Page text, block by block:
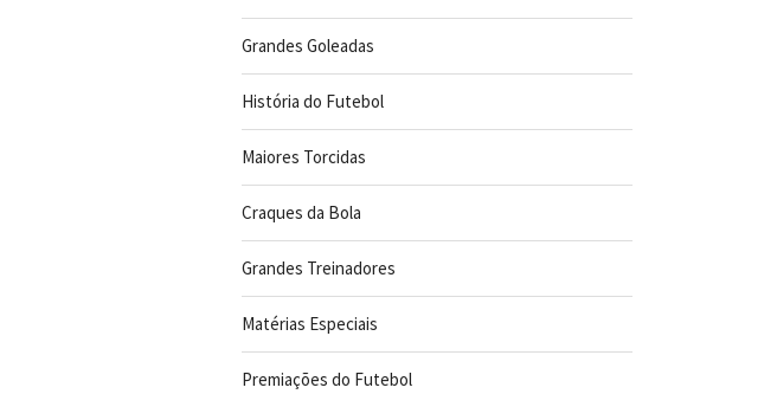
Grandes Goleadas
História do Futebol
Maiores Torcidas
Craques da Bola
Grandes Treinadores
Matérias Especiais
Premiações do Futebol